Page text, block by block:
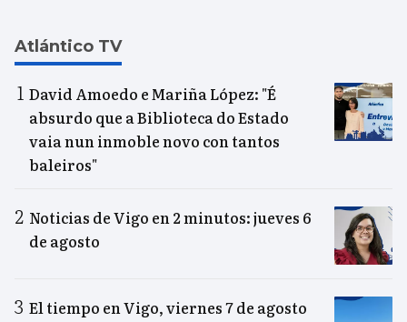
Atlántico TV
David Amoedo e Mariña López: "É
absurdo que a Biblioteca do Estado
vaia nun inmoble novo con tantos
baleiros"
Noticias de Vigo en 2 minutos: jueves 6
de agosto
El tiempo en Vigo, viernes 7 de agosto